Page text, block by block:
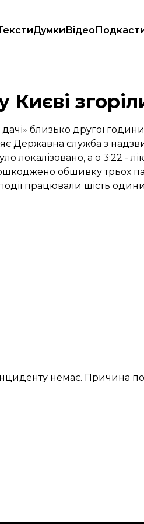
ДумкиВідео
Києві
близько другої години
Державна служба з
локалізовано, а о 3:22 -
обшивку трьох
працювали шість
немає. Причина